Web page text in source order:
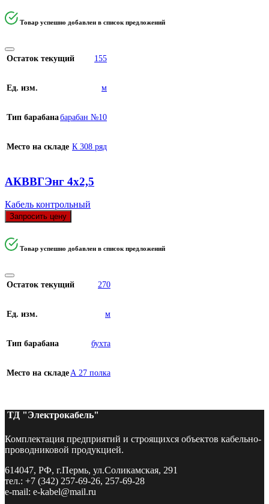
Товар успешно добавлен в список предложений
Остаток текущий 155
Ед. изм. м
Тип барабанабарабан №10
Место на складе К 308 ряд
АКВВГЭнг 4х2,5
Кабель контрольный
Запросить цену
Товар успешно добавлен в список предложений
Остаток текущий 270
Ед. изм. м
Тип барабана бухта
Место на складеА 27 полка
ТД "Электрокабель"​
Комплектация предприятий и строящихся объектов кабельно-
проводниковой продукцией.
614047, РФ, г.Пермь, ул.Соликамская, 291
тел.: +7 (342) 257-69-26, 257-69-28
e-mail: e-kabel@mail.ru